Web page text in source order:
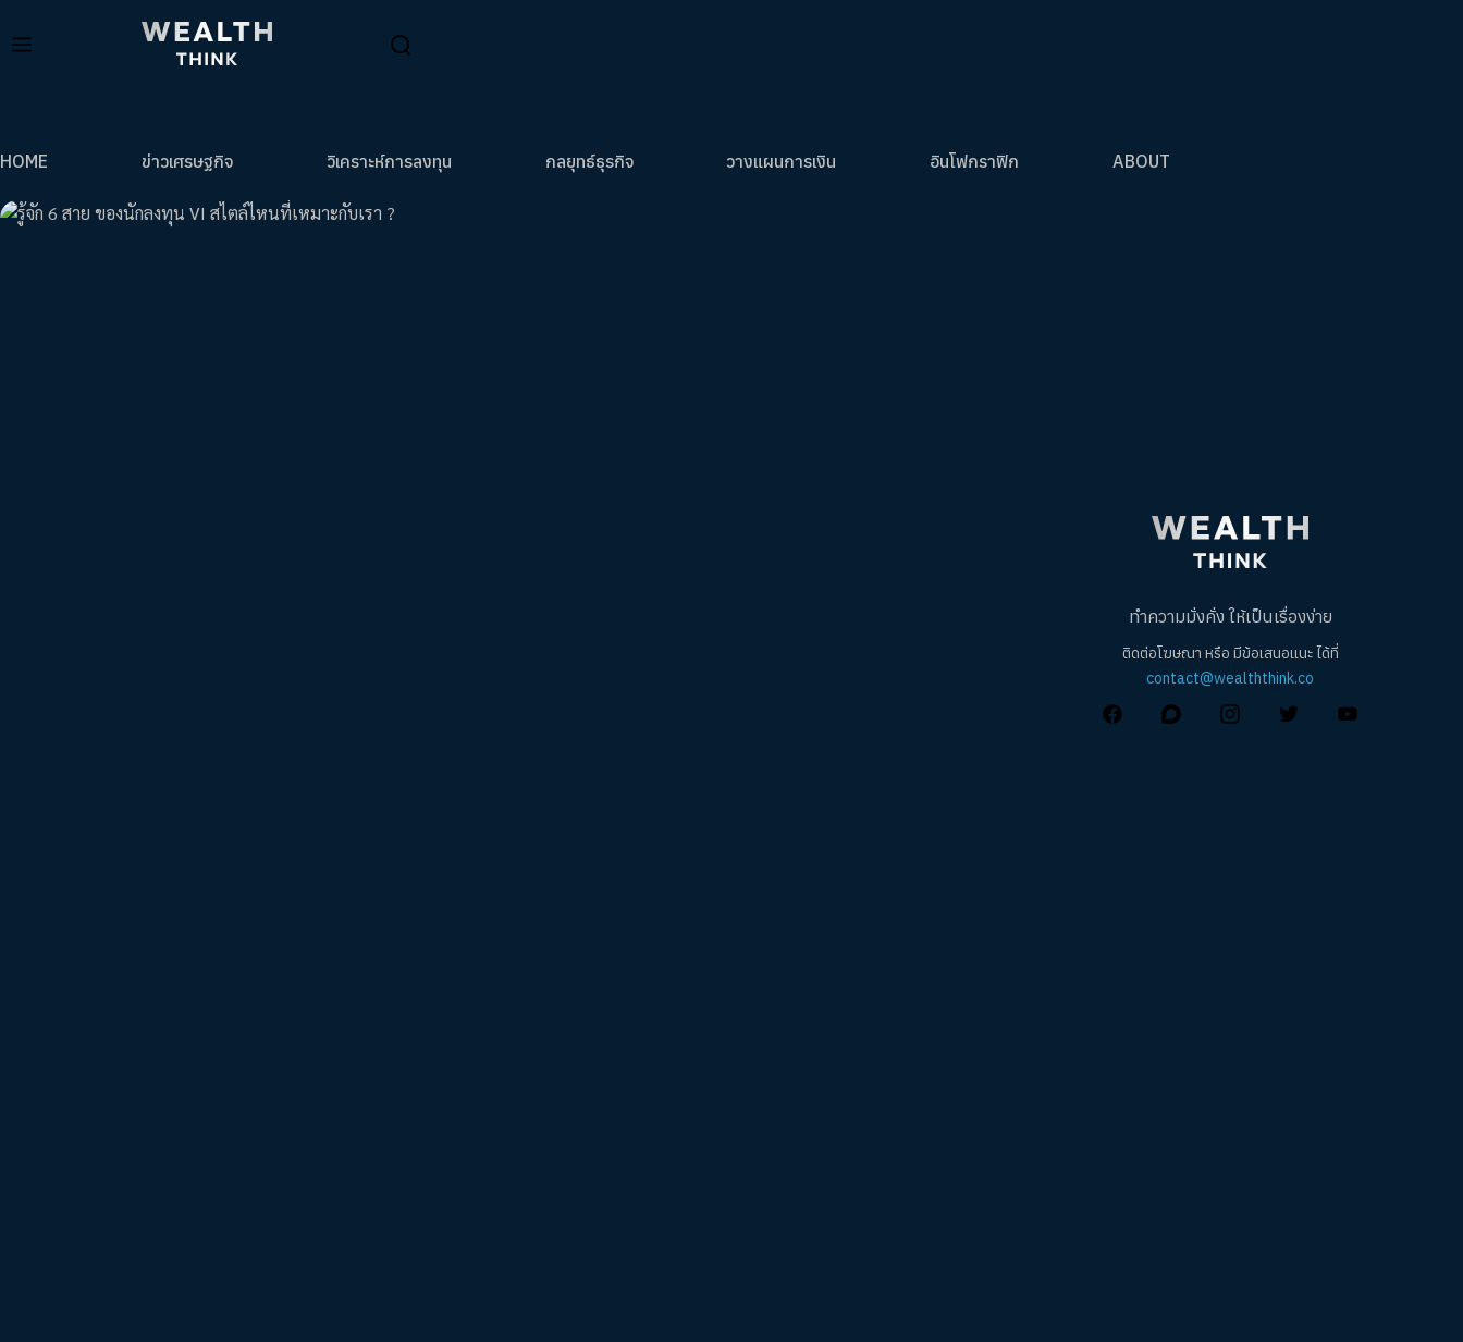
HOME ข่าวเศรษฐกิจ วิเคราะห์การลงทุน กลยุทธ์ธุรกิจ วางแผนการเงิน อินโฟกราฟิก ABOUT
ทำความมั่งคั่ง ให้เป็นเรื่องง่าย
ติดต่อโฆษณา หรือ มีข้อเสนอแนะ ได้ที่
contact@wealththink.co